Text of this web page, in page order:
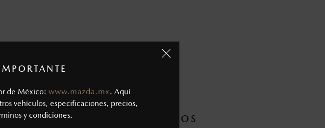
de México: www.mazda.mx. Aquí
vehículos, especificaciones, precios,
y condiciones.
NOSOTROS TE AYUDAMOS